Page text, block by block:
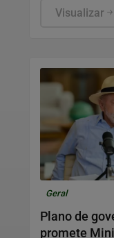
mudança na
Visualizar
Geral
Plano de
promete